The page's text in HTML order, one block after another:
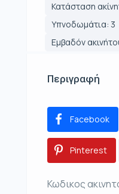
Κατάσταση
Υπνοδωμάτια: 3
Εμβαδόν
Περιγραφή
Facebook
Pinterest
Κωδικος